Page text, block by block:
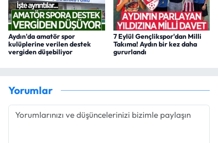
Aydın'da amatör spor
kulüplerine verilen destek
vergiden düşebiliyor
7 Eylül Gençlikspor'dan Milli
Takıma! Aydın bir kez daha
gururlandı
Yorumlar